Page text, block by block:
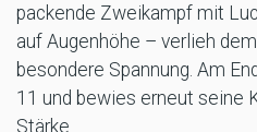
packende Zweikampf mit
auf Augenhöhe – verlieh
besondere Spannung. Am
11 und bewies erneut seine
Stärke.